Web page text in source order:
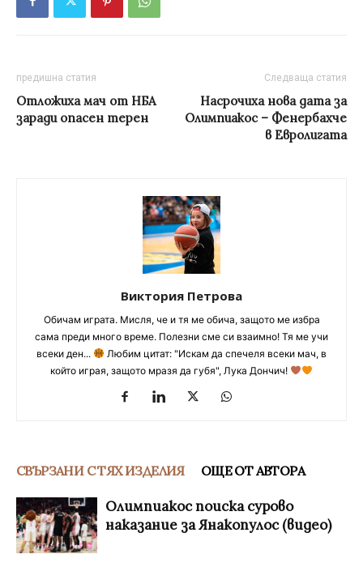
предишна статия
Отложиха мач от НБА
заради опасен терен
Следваща статия
Насрочиха нова дата за
Олимпиакос – Фенербахче
в Евролигата
Виктория Петрова
Обичам играта. Мисля, че и тя ме обича, защото ме избра
сама преди много време. Полезни сме си взаимно! Тя ме учи
всеки ден...
Любим цитат: "Искам да спечеля всеки мач, в
който играя, защото мразя да губя", Лука Дончич!
СВЪРЗАНИ С ТЯХ ИЗДЕЛИЯ ОЩЕ ОТ АВТОРА
Олимпиакос поиска сурово
наказание за Янакопулос (видео)